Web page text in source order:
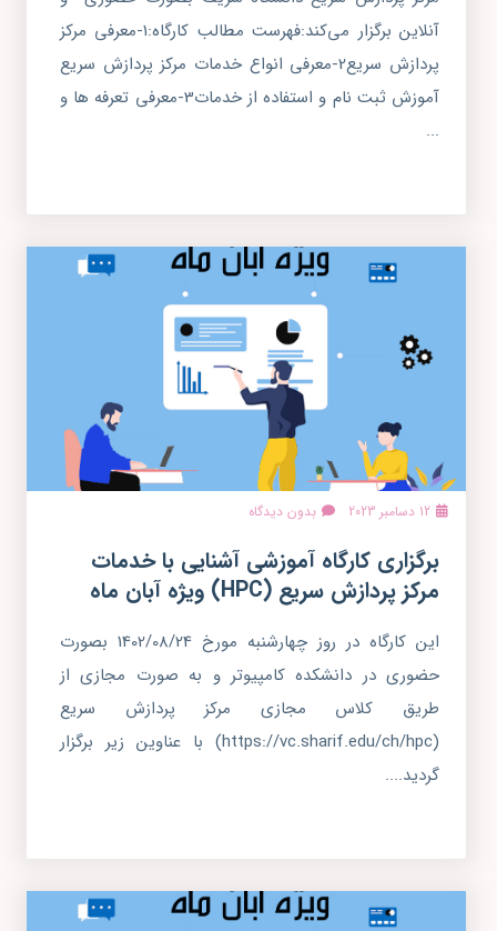
آنلاین برگزار می‌کند:فهرست مطالب کارگاه:1-معرفی مرکز
پردازش سریع2-معرفی انواع خدمات مرکز پردازش سریع
آموزش ثبت نام و استفاده از خدمات3-معرفی تعرفه ها و
...
12 دسامبر 2023 بدون دیدگاه
برگزاری کارگاه آموزشی آشنایی با خدمات
مرکز پردازش سریع (HPC) ویژه آبان ماه
این کارگاه در روز چهارشنبه مورخ 1402/08/24 بصورت
حضوری در دانشکده کامپیوتر و به صورت مجازی از
طریق کلاس مجازی مرکز پردازش سریع
(https://vc.sharif.edu/ch/hpc) با عناوین زیر برگزار
گردید....